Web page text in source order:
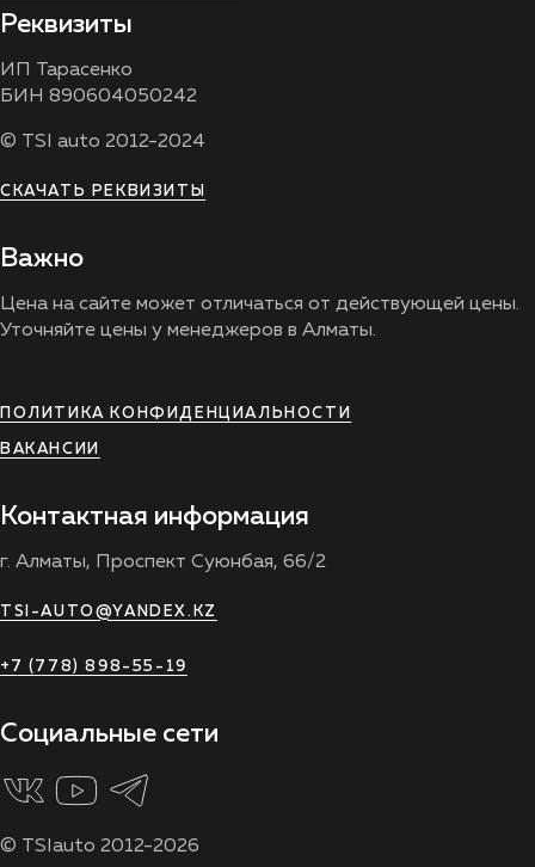
Реквизиты
ИП Тарасенко
БИН 890604050242
© TSI auto 2012-2024
СКАЧАТЬ РЕКВИЗИТЫ
Важно
Цена на сайте может отличаться от действующей цены.
Уточняйте цены у менеджеров в Алматы.
ПОЛИТИКА КОНФИДЕНЦИАЛЬНОСТИ
ВАКАНСИИ
Контактная информация
г. Алматы, Проспект Суюнбая, 66/2
TSI-AUTO@YANDEX.KZ
+7 (778) 898-55-19
Социальные сети
© TSIauto 2012-2026